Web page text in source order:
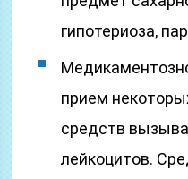
гипотериоза,
прием
средств
лейкоцитов.